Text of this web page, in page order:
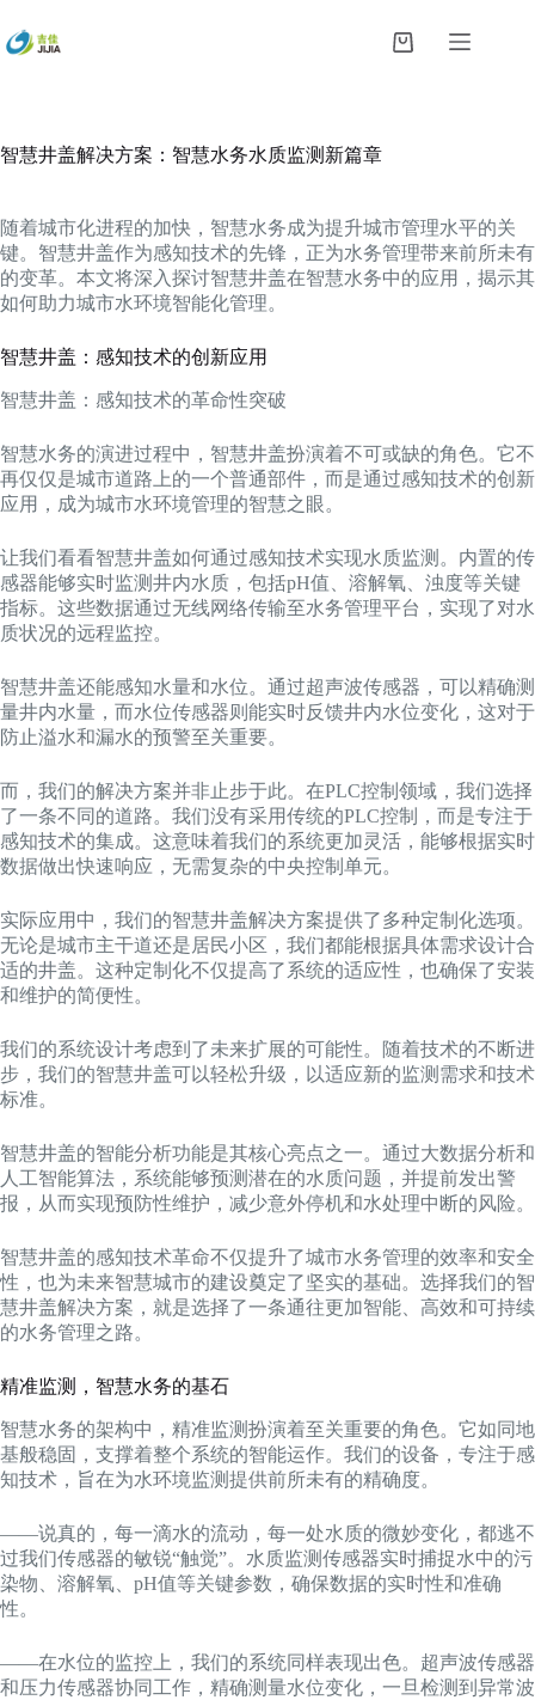
过
内
购
智慧井盖解决方案：智慧水务水质监测新篇章
随着城市化进程的加快，智慧水务成为提升城市管理水平的关
键。智慧井盖作为感知技术的先锋，正为水务管理带来前所未有
的变革。本文将深入探讨智慧井盖在智慧水务中的应用，揭示其
如何助力城市水环境智能化管理。
智慧井盖：感知技术的创新应用
智慧井盖：感知技术的革命性突破
智慧水务的演进过程中，智慧井盖扮演着不可或缺的角色。它不
再仅仅是城市道路上的一个普通部件，而是通过感知技术的创新
应用，成为城市水环境管理的智慧之眼。
让我们看看智慧井盖如何通过感知技术实现水质监测。内置的传
感器能够实时监测井内水质，包括pH值、溶解氧、浊度等关键
指标。这些数据通过无线网络传输至水务管理平台，实现了对水
质状况的远程监控。
智慧井盖还能感知水量和水位。通过超声波传感器，可以精确测
量井内水量，而水位传感器则能实时反馈井内水位变化，这对于
防止溢水和漏水的预警至关重要。
而，我们的解决方案并非止步于此。在PLC控制领域，我们选择
了一条不同的道路。我们没有采用传统的PLC控制，而是专注于
感知技术的集成。这意味着我们的系统更加灵活，能够根据实时
数据做出快速响应，无需复杂的中央控制单元。
实际应用中，我们的智慧井盖解决方案提供了多种定制化选项。
无论是城市主干道还是居民小区，我们都能根据具体需求设计合
适的井盖。这种定制化不仅提高了系统的适应性，也确保了安装
和维护的简便性。
我们的系统设计考虑到了未来扩展的可能性。随着技术的不断进
步，我们的智慧井盖可以轻松升级，以适应新的监测需求和技术
标准。
智慧井盖的智能分析功能是其核心亮点之一。通过大数据分析和
人工智能算法，系统能够预测潜在的水质问题，并提前发出警
报，从而实现预防性维护，减少意外停机和水处理中断的风险。
智慧井盖的感知技术革命不仅提升了城市水务管理的效率和安全
性，也为未来智慧城市的建设奠定了坚实的基础。选择我们的智
慧井盖解决方案，就是选择了一条通往更加智能、高效和可持续
的水务管理之路。
精准监测，智慧水务的基石
智慧水务的架构中，精准监测扮演着至关重要的角色。它如同地
基般稳固，支撑着整个系统的智能运作。我们的设备，专注于感
知技术，旨在为水环境监测提供前所未有的精确度。
——说真的，每一滴水的流动，每一处水质的微妙变化，都逃不
过我们传感器的敏锐“触觉”。水质监测传感器实时捕捉水中的污
染物、溶解氧、pH值等关键参数，确保数据的实时性和准确
性。
——在水位的监控上，我们的系统同样表现出色。超声波传感器
和压力传感器协同工作，精确测量水位变化，一旦检测到异常波